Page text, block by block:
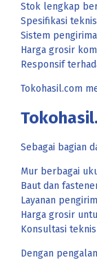
Stok lengkap
Spesifikasi
Sistem
Harga grosir
Responsif
Tokohasil.com
Sebagai bagian
Mur berbagai
Baut dan
Layanan
Harga grosir
Konsultasi
Dengan